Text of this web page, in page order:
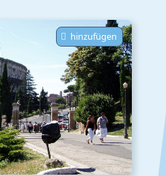
hinzufügen